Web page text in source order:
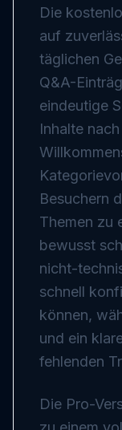
Die
auf
täglichen
Q&A-
eindeutige
Inhalte
Besuchern
Themen zu
bewusst
nicht-
schnell
können,
und ein
fehlenden
Die Pro-